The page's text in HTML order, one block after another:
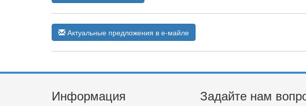
Актуальные предложения в е-майле
Информация Задайте нам